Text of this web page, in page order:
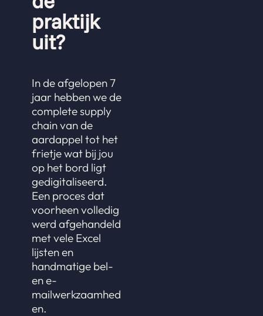
praktijk
uit?
In de afgelopen 7
jaar hebben we de
complete supply
chain van de
aardappel tot het
frietje wat bij jou
op het bord ligt
gedigitaliseerd.
Een proces dat
voorheen volledig
werd afgehandeld
met vele Excel
lijsten en
handmatige bel-
en e-
mailwerkzaamhed
en.